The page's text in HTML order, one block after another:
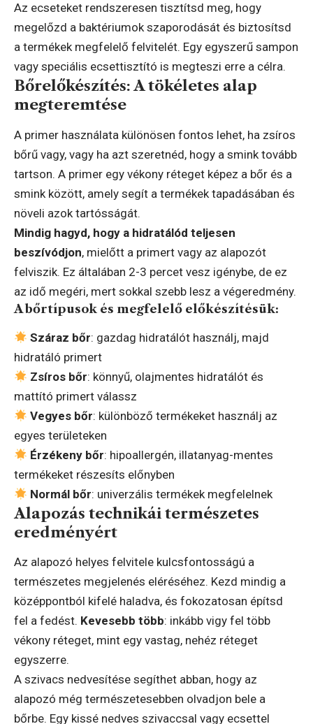
Az ecseteket rendszeresen tisztítsd meg, hogy
megelőzd a baktériumok szaporodását és biztosítsd
a termékek megfelelő felvitelét. Egy egyszerű sampon
vagy speciális ecsettisztító is megteszi erre a célra.
Bőrelőkészítés: A tökéletes alap
megteremtése
A primer használata különösen fontos lehet, ha zsíros
bőrű vagy, vagy ha azt szeretnéd, hogy a smink tovább
tartson. A primer egy vékony réteget képez a bőr és a
smink között, amely segít a termékek tapadásában és
növeli azok tartósságát.
Mindig hagyd, hogy a hidratálód teljesen
beszívódjon, mielőtt a primert vagy az alapozót
felviszik. Ez általában 2-3 percet vesz igénybe, de ez
az idő megéri, mert sokkal szebb lesz a végeredmény.
A bőrtípusok és megfelelő előkészítésük:
Száraz bőr: gazdag hidratálót használj, majd
hidratáló primert
Zsíros bőr: könnyű, olajmentes hidratálót és
mattító primert válassz
Vegyes bőr: különböző termékeket használj az
egyes területeken
Érzékeny bőr: hipoallergén, illatanyag-mentes
termékeket részesíts előnyben
Normál bőr: univerzális termékek megfelelnek
Alapozás technikái természetes
eredményért
Az alapozó helyes felvitele kulcsfontosságú a
természetes megjelenés eléréséhez. Kezd mindig a
középpontból kifelé haladva, és fokozatosan építsd
fel a fedést. Kevesebb több: inkább vigy fel több
vékony réteget, mint egy vastag, nehéz réteget
egyszerre.
A szivacs nedvesítése segíthet abban, hogy az
alapozó még természetesebben olvadjon bele a
bőrbe. Egy kissé nedves szivaccsal vagy ecsettel